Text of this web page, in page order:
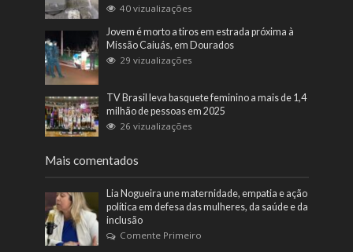
40 vizualizações
Jovem é morto a tiros em estrada próxima à
Missão Caiuás, em Dourados
29 vizualizações
TV Brasil leva basquete feminino a mais de 1,4
milhão de pessoas em 2025
26 vizualizações
Mais comentados
Lia Nogueira une maternidade, empatia e ação
política em defesa das mulheres, da saúde e da
inclusão
Comente Primeiro